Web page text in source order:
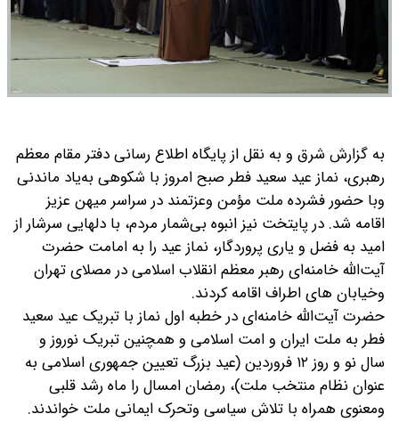
به گزارش شرق و به نقل از پایگاه اطلاع رسانی دفتر مقام معظم
رهبری، نماز عید سعید فطر صبح امروز با شکوهی به‌یاد ماندنی
وبا حضور فشرده ملت مؤمن وعزتمند در سراسر میهن عزیز
اقامه شد. در پایتخت نیز انبوه بی‌شمار مردم، با دلهایی سرشار از
امید به فضل و یاری پروردگار، نماز عید را به امامت حضرت
آیت‌الله خامنه‌ای رهبر معظم انقلاب اسلامی در مصلای تهران
وخیابان های اطراف اقامه کردند.
حضرت آیت‌الله خامنه‌ای در خطبه اول نماز با تبریک عید سعید
فطر به ملت ایران و امت اسلامی و همچنین تبریک نوروز و
سال نو و روز ۱۲ فروردین (عید بزرگ تعیین جمهوری اسلامی به
عنوان نظام منتخب ملت)، رمضان امسال را ماه رشد قلبی
ومعنوی همراه با تلاش سیاسی وتحرک ایمانی ملت خواندند.